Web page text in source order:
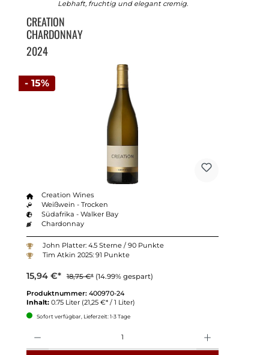
- 15%
Lebhaft, fruchtig und elegant cremig.
CREATION
CHARDONNAY
2024
Creation Wines
Weißwein - Trocken
Südafrika - Walker Bay
Chardonnay
John Platter: 4.5 Sterne / 90 Punkte
Tim Atkin 2025: 91 Punkte
15,94 €* 18,75 €* (14.99% gespart)
Produktnummer: 400970-24
Inhalt: 0.75 Liter (21,25 €* / 1 Liter)
Sofort verfügbar, Lieferzeit: 1-3 Tage